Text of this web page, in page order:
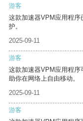
游客
这款加速器VPM应用程
护。
2025-09-11
游客
这款加速器VPM应用程
助你在网络上自由移动。
2025-09-11
游客